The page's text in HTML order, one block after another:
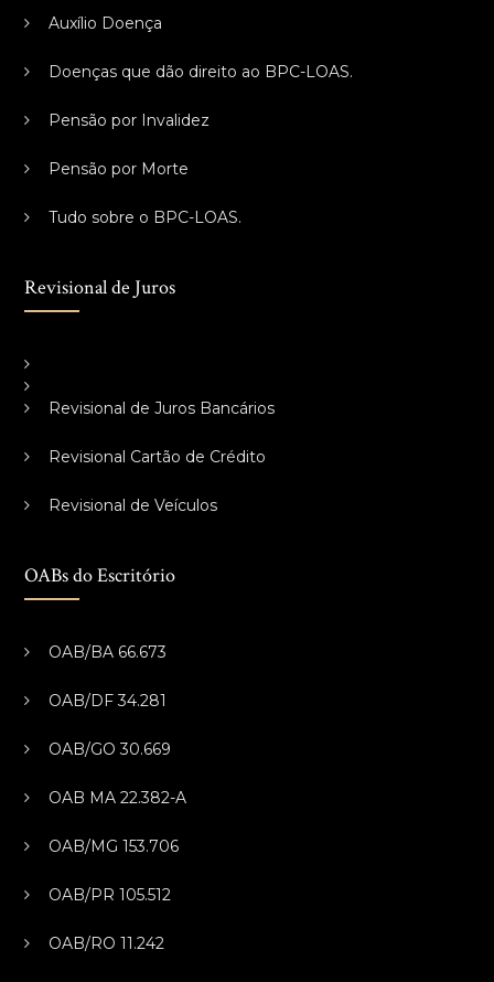
Auxílio Doença
Doenças que dão direito ao BPC-LOAS.
Pensão por Invalidez
Pensão por Morte
Tudo sobre o BPC-LOAS.
Revisional de Juros
Revisional de Juros Bancários
Revisional Cartão de Crédito
Revisional de Veículos
OABs do Escritório
OAB/BA 66.673
OAB/DF 34.281
OAB/GO 30.669
OAB MA 22.382-A
OAB/MG 153.706
OAB/PR 105.512
OAB/RO 11.242